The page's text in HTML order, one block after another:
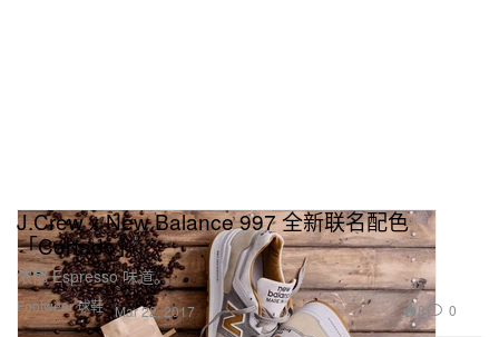
Footwear 球鞋
J.Crew x New Balance 997 全新联名配色
「Cortado」
浓郁 Espresso 味道。
Mar 22, 2017 8 0